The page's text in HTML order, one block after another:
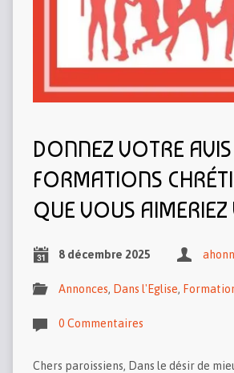
DONNEZ VOTRE AVIS
FORMATIONS
QUE VOUS AIMERIEZ
8 décembre 2025
Annonces, Dans l'Eglise,
0 Commentaires
Chers paroissiens, Dans le désir de